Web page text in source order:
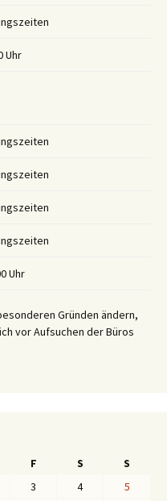
Uhr
Uhr
Gründen ändern,
vor Aufsuchen der Büros
F S
S
3 4
5